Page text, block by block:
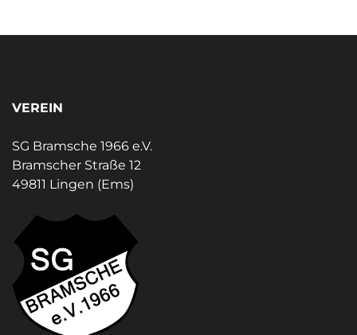
VEREIN
SG Bramsche 1966 e.V.
Bramscher Straße 12
49811 Lingen (Ems)